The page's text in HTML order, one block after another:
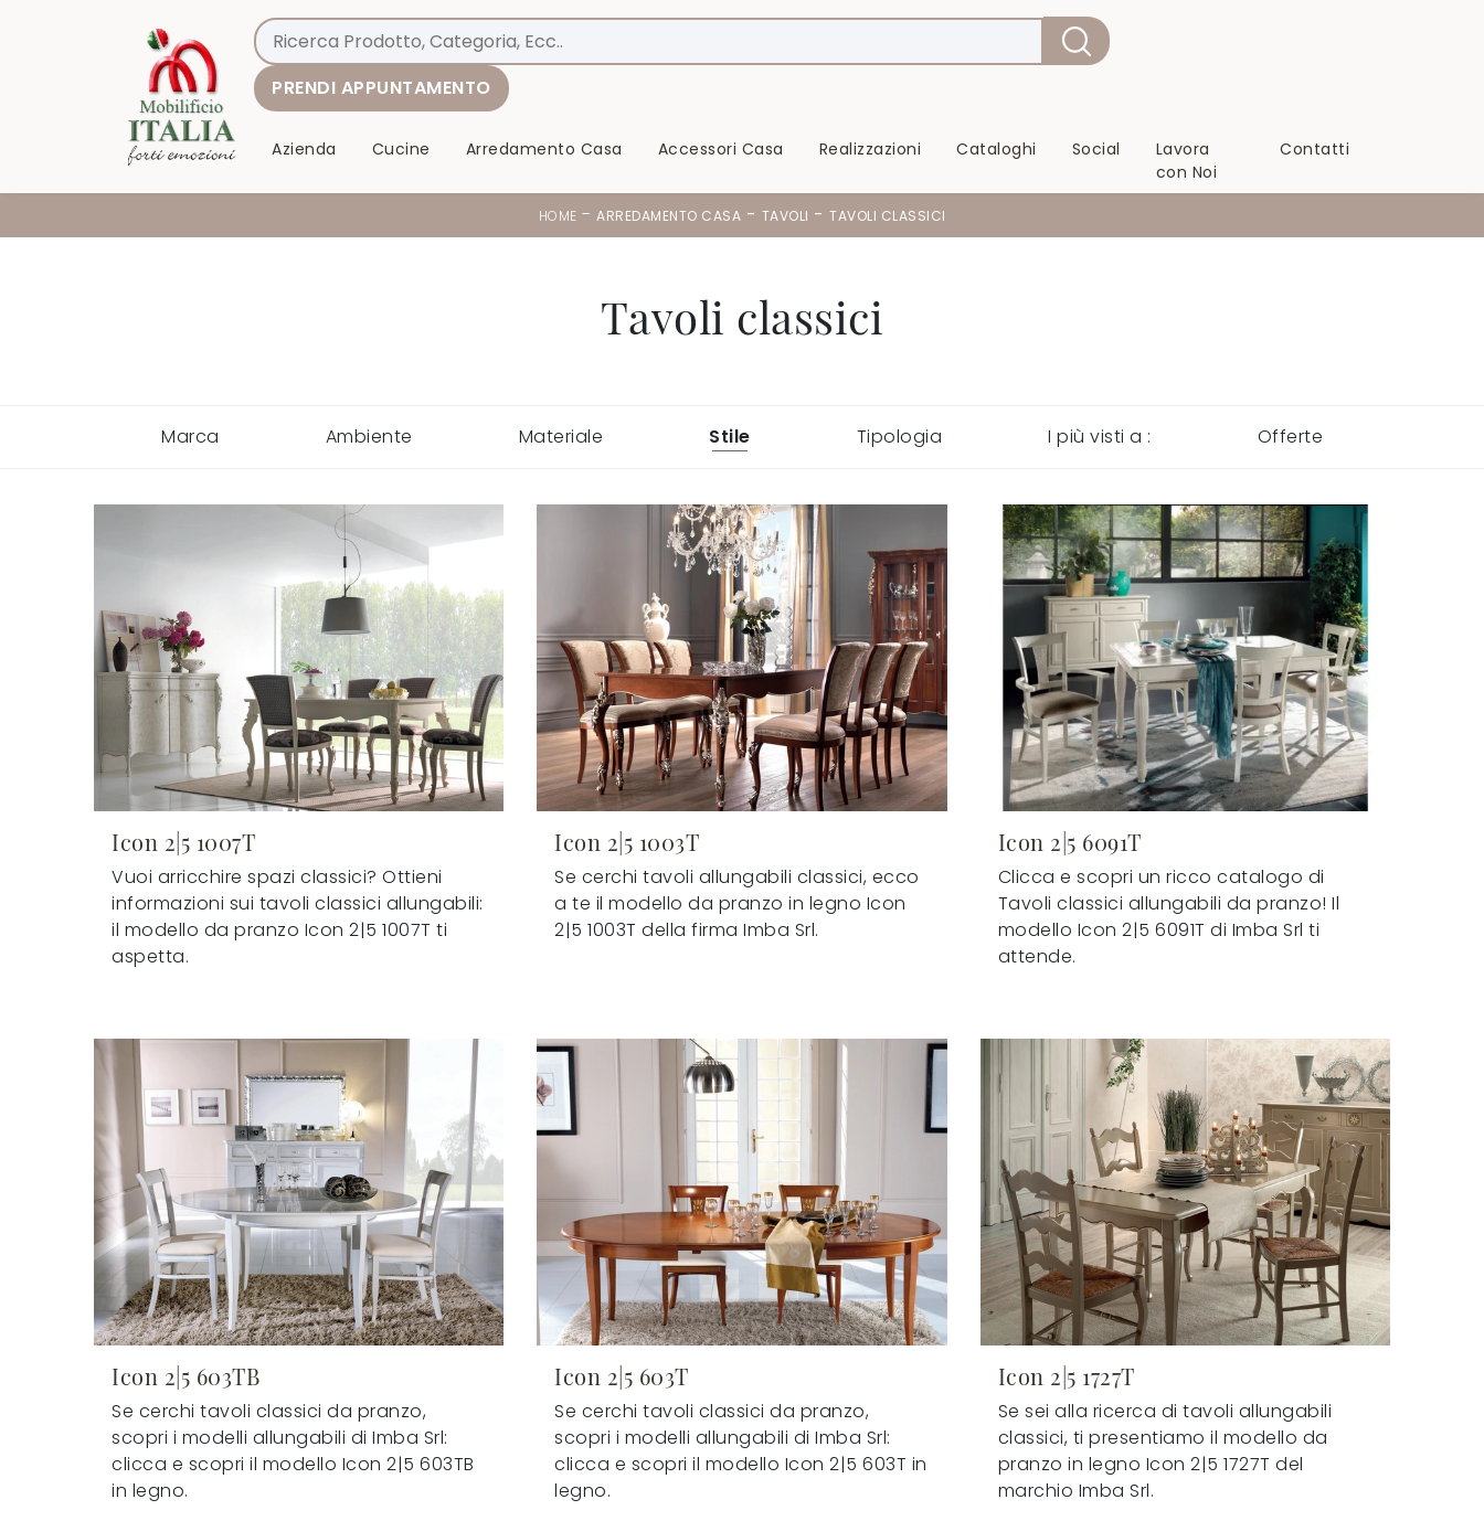
PRENDI APPUNTAMENTO
Azienda Cucine Arredamento Casa Accessori Casa Realizzazioni Cataloghi Social
Lavora
con Noi
Contatti
HOME - ARREDAMENTO CASA - TAVOLI - TAVOLI CLASSICI
Tavoli classici
Marca Ambiente Materiale Stile Tipologia I più visti a : Offerte
Icon 2|5 1007T
Vuoi arricchire spazi classici? Ottieni
informazioni sui tavoli classici allungabili:
il modello da pranzo Icon 2|5 1007T ti
aspetta.
Icon 2|5 1003T
Se cerchi tavoli allungabili classici, ecco
a te il modello da pranzo in legno Icon
2|5 1003T della firma Imba Srl.
Icon 2|5 6091T
Clicca e scopri un ricco catalogo di
Tavoli classici allungabili da pranzo! Il
modello Icon 2|5 6091T di Imba Srl ti
attende.
Icon 2|5 603TB
Se cerchi tavoli classici da pranzo,
scopri i modelli allungabili di Imba Srl:
clicca e scopri il modello Icon 2|5 603TB
in legno.
Icon 2|5 603T
Se cerchi tavoli classici da pranzo,
scopri i modelli allungabili di Imba Srl:
clicca e scopri il modello Icon 2|5 603T in
legno.
Icon 2|5 1727T
Se sei alla ricerca di tavoli allungabili
classici, ti presentiamo il modello da
pranzo in legno Icon 2|5 1727T del
marchio Imba Srl.